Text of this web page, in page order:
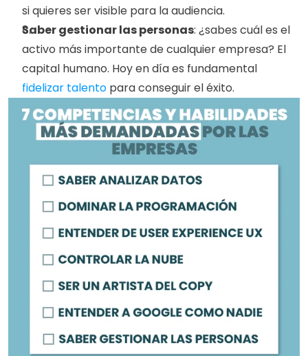
si quieres ser visible para la audiencia.
Saber gestionar las personas: ¿sabes cuál es el
activo más importante de cualquier empresa? El
fidelizar talento para conseguir el éxito.